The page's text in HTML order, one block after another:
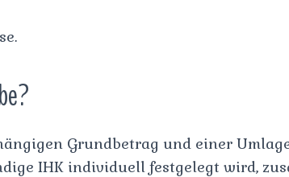
Grundbetrag und einer
IHK individuell festgelegt wird,